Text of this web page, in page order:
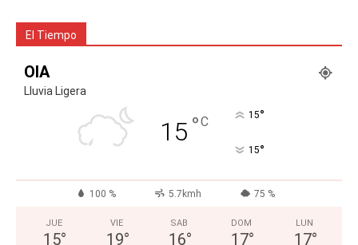
El Tiempo
OIA
Lluvia Ligera
15 °C 15°
15°
100 % 5.7kmh 75 %
JUE
15°
VIE
19°
SAB
16°
DOM
17°
LUN
17°